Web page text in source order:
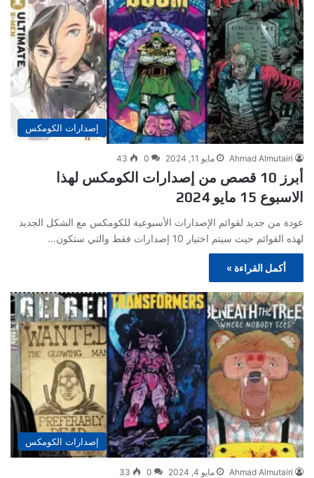
إصدارات الكومكس
Ahmad Almutairi مايو 11, 2024 0
43
أبرز 10 قصص من إصدارات الكومكس لهذا
الاسبوع 15 مايو 2024
عودة من جديد لقوائم الإصدارات الأسبوعية للكومكس مع الشكل الجديد
لهذه القوائم حيث سيتم اختيار 10 إصدارات فقط والتي ستكون…
أكمل القراءة »
إصدارات الكومكس
Ahmad Almutairi مايو 4, 2024 0
33